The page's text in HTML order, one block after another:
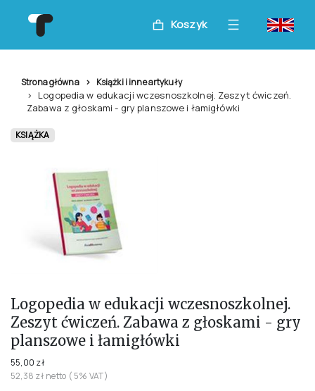
Koszyk
Strona główna Książki i inne artykuły
Logopedia w edukacji wczesnoszkolnej. Zeszyt ćwiczeń.
Zabawa z głoskami - gry planszowe i łamigłówki
KSIĄŻKA
Logopedia w edukacji wczesnoszkolnej.
Zeszyt ćwiczeń. Zabawa z głoskami - gry
planszowe i łamigłówki
55,00 zł
52,38 zł netto ( 5% VAT)